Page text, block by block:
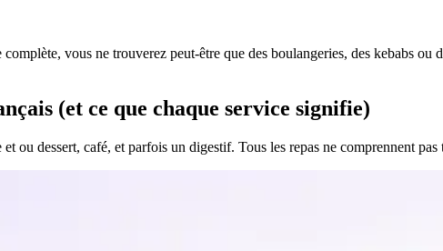
vous ne trouverez peut-être que des boulangeries, des kebabs
(et ce que chaque service signifie)
ou dessert, café, et parfois un digestif. Tous les repas ne comprennent pas